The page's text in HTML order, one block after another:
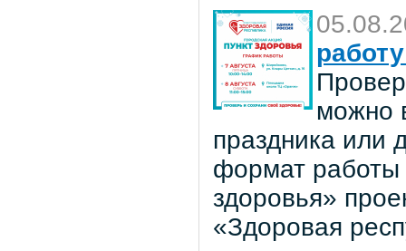
можно
праздника или
формат работы
здоровья»
«Здоровая